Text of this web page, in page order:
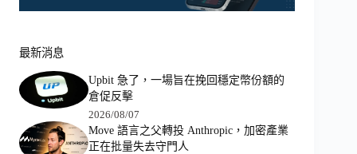
最新消息
Upbit 急了，一場旨在挽回穩定幣份額的
倉促反擊
2026/08/07
Move 語言之父轉投 Anthropic，加密產業
正在批量失去守門人